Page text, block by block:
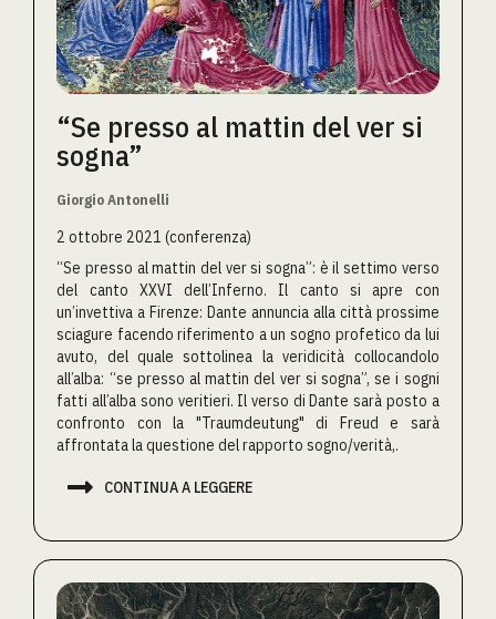
“Se presso al mattin del ver si
sogna”
Giorgio Antonelli
2 ottobre 2021 (conferenza)
“Se presso al mattin del ver si sogna”: è il settimo verso
del canto XXVI dell’Inferno. Il canto si apre con
un’invettiva a Firenze: Dante annuncia alla città prossime
sciagure facendo riferimento a un sogno profetico da lui
avuto, del quale sottolinea la veridicità collocandolo
all’alba: “se presso al mattin del ver si sogna”, se i sogni
fatti all’alba sono veritieri. Il verso di Dante sarà posto a
confronto con la "Traumdeutung" di Freud e sarà
affrontata la questione del rapporto sogno/verità,.
 CONTINUA A LEGGERE